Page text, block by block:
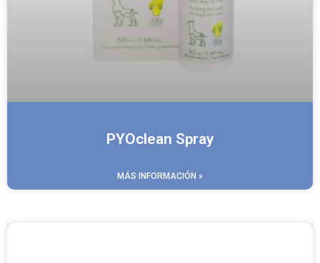
PYOclean Spray
MÁS INFORMACIÓN »